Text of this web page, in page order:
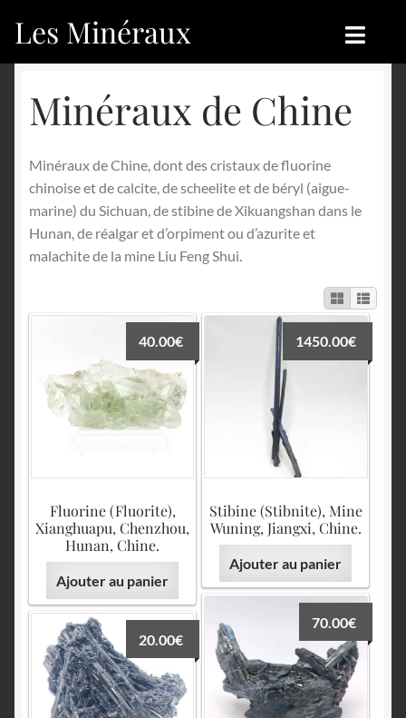
Aller
à
navigation
Aller
au
Les Minéraux
Catégories
Nouveautés
Achat
Mon compte
English
Boutique
Nouveautés
Blog
Achat
Contactez-nous
Minéraux de Chine
Minéraux de Chine, dont des cristaux de fluorine
chinoise et de calcite, de scheelite et de béryl (aigue-
marine) du Sichuan, de stibine de Xikuangshan dans le
Hunan, de réalgar et d’orpiment ou d’azurite et
malachite de la mine Liu Feng Shui.
Fluorine (Fluorite),
Xianghuapu, Chenzhou,
Hunan, Chine.
40.00€
Ajouter au panier
Stibine (Stibnite), Mine
Wuning, Jiangxi, Chine.
1450.00€
Ajouter au panier
70.00€
20.00€